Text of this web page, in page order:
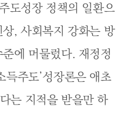
도성장 정책의 일환으
, 사회복지 강화는 방
에 머물렀다. 재정정
득주도’성장론은 애초
는 지적을 받을만 하